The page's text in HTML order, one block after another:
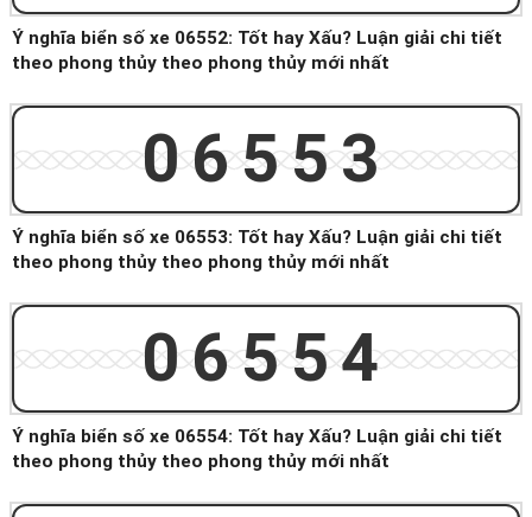
Ý nghĩa biển số xe 06552: Tốt hay Xấu? Luận giải chi tiết
theo phong thủy theo phong thủy mới nhất
06553
Ý nghĩa biển số xe 06553: Tốt hay Xấu? Luận giải chi tiết
theo phong thủy theo phong thủy mới nhất
06554
Ý nghĩa biển số xe 06554: Tốt hay Xấu? Luận giải chi tiết
theo phong thủy theo phong thủy mới nhất